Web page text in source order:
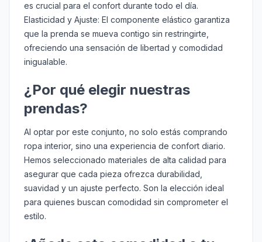
es crucial para el confort durante todo el día.
Elasticidad y Ajuste: El componente elástico garantiza
que la prenda se mueva contigo sin restringirte,
ofreciendo una sensación de libertad y comodidad
inigualable.
¿Por qué elegir nuestras
prendas?
Al optar por este conjunto, no solo estás comprando
ropa interior, sino una experiencia de confort diario.
Hemos seleccionado materiales de alta calidad para
asegurar que cada pieza ofrezca durabilidad,
suavidad y un ajuste perfecto. Son la elección ideal
para quienes buscan comodidad sin comprometer el
estilo.